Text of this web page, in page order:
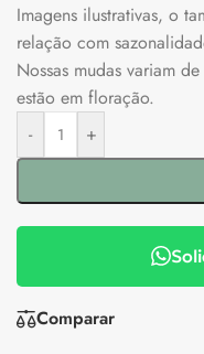
Imagens ilustrativas, o
relação com
Nossas mudas variam
estão em floração.
-
+
Comparar